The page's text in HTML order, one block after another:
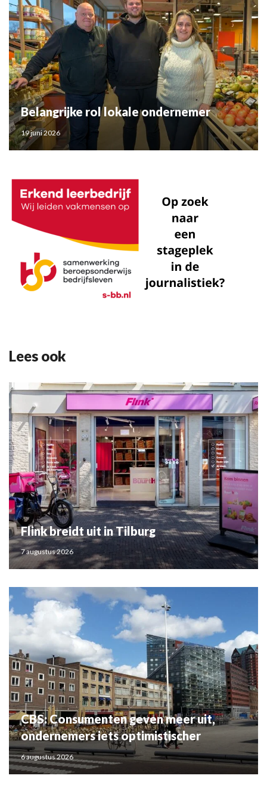
Belangrijke rol lokale ondernemer
19 juni 2026
Lees ook
Flink breidt uit in Tilburg
7 augustus 2026
CBS: Consumenten geven meer uit,
ondernemers iets optimistischer
6 augustus 2026